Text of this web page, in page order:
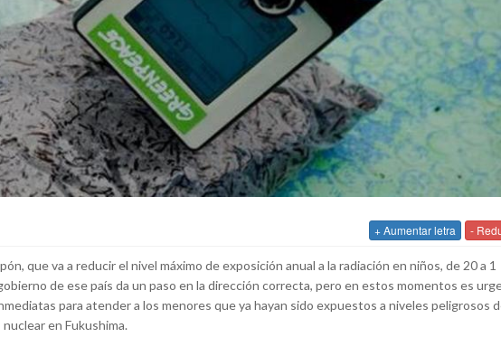
+ Aumentar letra -
que va a reducir el nivel máximo de exposición anual a la radiación en niños, de 20 a 1
de ese país da un paso en la dirección correcta, pero en estos momentos es
para atender a los menores que ya hayan sido expuestos a niveles peligrosos
en Fukushima.